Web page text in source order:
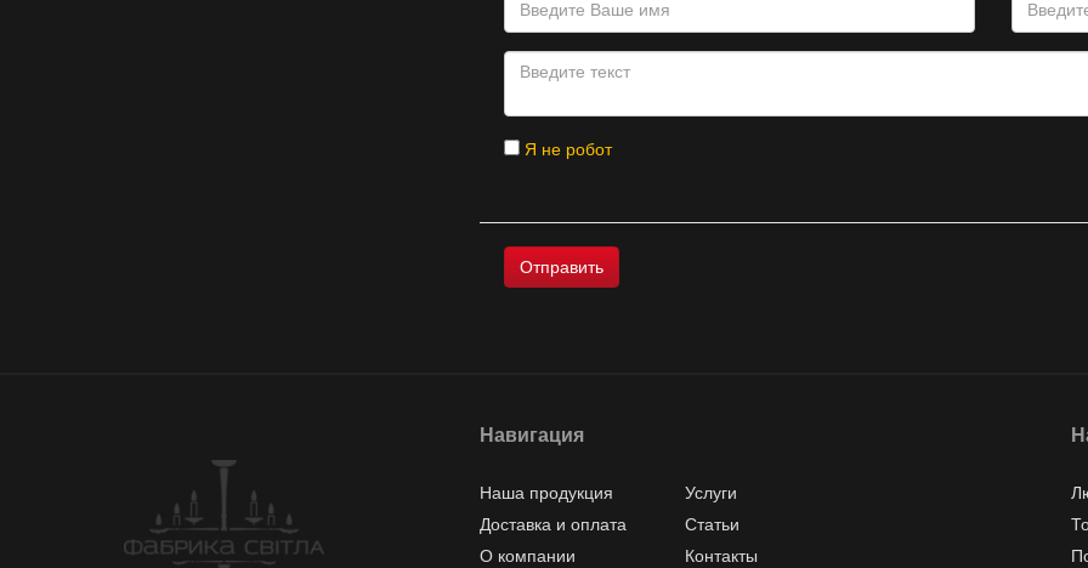
Я не робот
Навигация
Наша продукция
Услуги
Доставка и оплата
Статьи
О компании
Контакты